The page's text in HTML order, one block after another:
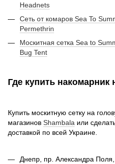
Headnets
Сеть от комаров Sea To
Permethrin
Москитная сетка Sea to
Bug Tent
Где купить накомарник
Купить москитную сетку на
магазинов Shambala или
доставкой по всей Украине.
Днепр, пр. Александра